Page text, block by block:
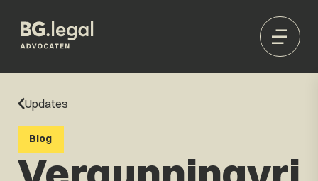
Updates
Blog